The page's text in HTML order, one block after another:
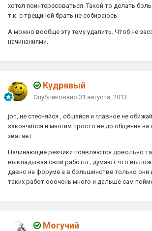
хотел поинтересоваться. Такой то делать
т.к. с трещиной брать не собираюсь.
А можно вообще эту тему удалить. Чтоб не
начинаниями.
Кудрявый
Опубликовано 31 августа, 2013
jon, не стесняйся , общайся и главное не
закончился и многим просто не до общения на
хватает.
Начинающие резчики появляются довольно
выкладывая свои работы , думают что
давно на форуме а в большинстве только они
таких работ ооочень много и дальше сам
Могучий